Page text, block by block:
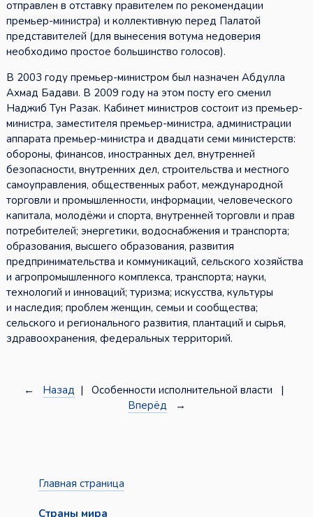
отправлен в отставку правителем по рекомендации
премьер-министра) и коллективную перед Палатой
представителей (для вынесения вотума недоверия
необходимо простое большинство голосов).
В 2003 году премьер-министром был назначен Абдулла
Ахмад Бадави. В 2009 году на этом посту его сменил
Наджиб Тун Разак. Кабинет министров состоит из премьер-
министра, заместителя премьер-министра, администрации
аппарата премьер-министра и двадцати семи министерств:
обороны, финансов, иностранных дел, внутренней
безопасности, внутренних дел, строительства и местного
самоуправления, общественных работ, международной
торговли и промышленности, информации, человеческого
капитала, молодёжи и спорта, внутренней торговли и прав
потребителей; энергетики, водоснабжения и транспорта;
образования, высшего образования, развития
предпринимательства и коммуникаций, сельского хозяйства
и агропромышленного комплекса, транспорта; науки,
технологий и инноваций; туризма; искусства, культуры
и наследия; проблем женщин, семьи и сообщества;
сельского и регионального развития, плантаций и сырья,
здравоохранения, федеральных территорий.
← Назад | Особенности исполнительной власти |
Вперёд →
Главная страница
Страны мира